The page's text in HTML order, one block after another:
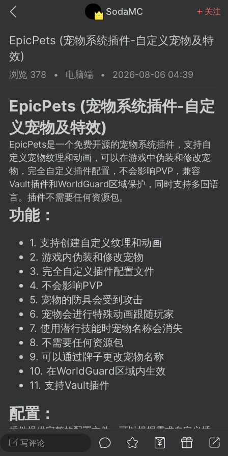
SodaMC 关注
中文社区 SodaMC
教程 材质 社区
潮涌核心
永久赞助者
11-27 02:06
社区的建议&反馈板块，欢迎每
在这里畅所欲言，提出你对 社区功能、
、管理方式等方面 的任何想法！...
11 5.9k
潮涌核心
永久赞助者
24 23:37
电脑端 整合包分享
主页反馈贴
不方便可尝试通过邮箱与作者进行反馈
写评论
EpicPets (宠物系统插件-自定义宠物及特
效)
浏览 378 • 电脑端 • 2026-08-06 04:39
EpicPets (宠物系统插件-自定
义宠物及特效)
EpicPets是一个免费开源的宠物系统插件，支持自
定义宠物纹理和动画，可以在游戏中伪装和修改宠
物，完全自定义插件配置，不会影响PVP，兼容
Vault插件和WorldGuard区域保护，同时支持多国语
言。插件不需要任何资源包。
功能：
1. 支持创建自定义纹理和动画
2. 游戏内伪装和修改宠物
3. 完全自定义插件配置文件
4. 不会影响PVP
5. 宠物的防具会受到攻击
6. 宠物会进行特殊动画跟随玩家
7. 使用潜行技能时宠物名称会消失
8. 不需要任何资源包
9. 可以通过牌子更改宠物名称
10. 在WorldGuard区域内生效
11. 支持Vault插件
配置：
插件提供完整的配置文件，可以根据需求自定义插
件功能和特效，支持多国语言。